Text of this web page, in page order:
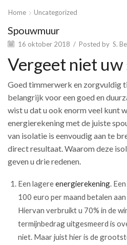
Home Uncategorized
Spouwmuur
16 oktober 2018 / Posted by S.
Vergeet niet
Goed timmerwerk en zorgvuldig
belangrijk voor een goed en
wist u dat u ook enorm veel kunt
energierekening met de juiste
van isolatie is eenvoudig aan te
direct resultaat. Waarom deze
geven u drie redenen.
Een lagereenergierekening.
100 euro per maand betalen
Hiervan verbruikt u 70% in de
termijnbedrag uitgesmeerd is
niet. Maar juist hier is de